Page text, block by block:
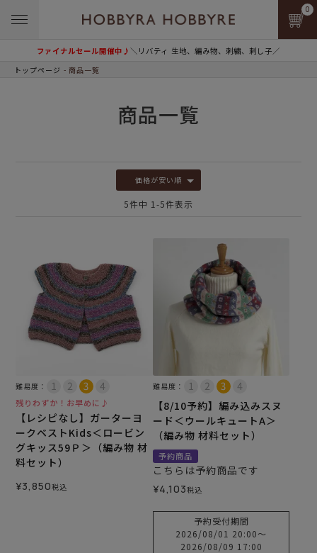
ファイナルセール開催中♪＼リバティ 生地、編み物、刺繍、刺し子／
0
トップページ 商品一覧
商品一覧
価格が安い順
5件中 1 -5件表示
難易度：
残りわずか！お早めに♪
【レシピなし】ガーターヨ
ークベストKids＜ロービン
グキッス59Ｐ＞（編み物 材
料セット）
¥3,850税込
難易度：
【8/10予約】編み込みスヌ
ード＜ウールキュートA＞
（編み物 材料セット）
予約商品
こちらは予約商品です
¥4,103税込
予約受付期間
2026/08/01 20:00〜
2026/08/09 17:00